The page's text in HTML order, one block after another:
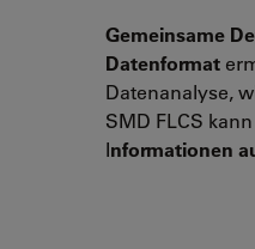
Gemeinsame
Datenformat
Datenanalyse,
SMD FLCS
Informationen